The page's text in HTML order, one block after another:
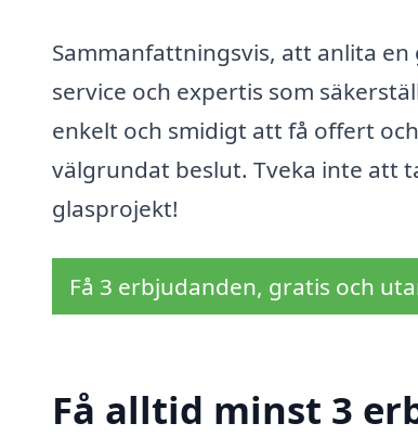
Sammanfattningsvis, att anlita
service och expertis som
enkelt och smidigt att få offert
välgrundat beslut. Tveka inte att
glasprojekt!
Få 3 erbjudanden, gratis och
Få alltid minst 3